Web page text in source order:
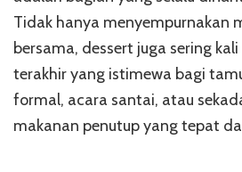
Tidak hanya menyempurnakan
bersama, dessert juga sering
terakhir yang istimewa bagi
formal, acara santai, atau
makanan penutup yang tepat